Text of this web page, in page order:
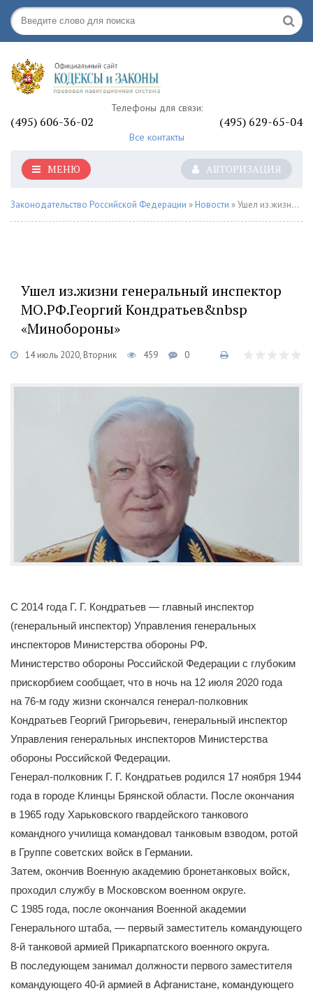
Телефоны для связи:
(495) 606-36-02 (495) 629-65-04
Все контакты
АВТОРИЗАЦИЯ
МЕНЮ
Законодательство Российской Федерации » Новости » Ушел из.жизни генеральный инспектор МО.РФ.Георгий Кондратьев&nbsp «Минобороны»
Ушел из.жизни генеральный инспектор
МО.РФ.Георгий Кондратьев&nbsp
«Минобороны»
14 июль 2020, Вторник 459 0
С 2014 года Г. Г. Кондратьев — главный инспектор
(генеральный инспектор) Управления генеральных
инспекторов Министерства обороны РФ.
Министерство обороны Российской Федерации с глубоким
прискорбием сообщает, что в ночь на 12 июля 2020 года
на 76-м году жизни скончался генерал-полковник
Кондратьев Георгий Григорьевич, генеральный инспектор
Управления генеральных инспекторов Министерства
обороны Российской Федерации.
Генерал-полковник Г. Г. Кондратьев родился 17 ноября 1944
года в городе Клинцы Брянской области. После окончания
в 1965 году Харьковского гвардейского танкового
командного училища командовал танковым взводом, ротой
в Группе советских войск в Германии.
Затем, окончив Военную академию бронетанковых войск,
проходил службу в Московском военном округе.
С 1985 года, после окончания Военной академии
Генерального штаба, — первый заместитель командующего
8-й танковой армией Прикарпатского военного округа.
В последующем занимал должности первого заместителя
командующего 40-й армией в Афганистане, командующего